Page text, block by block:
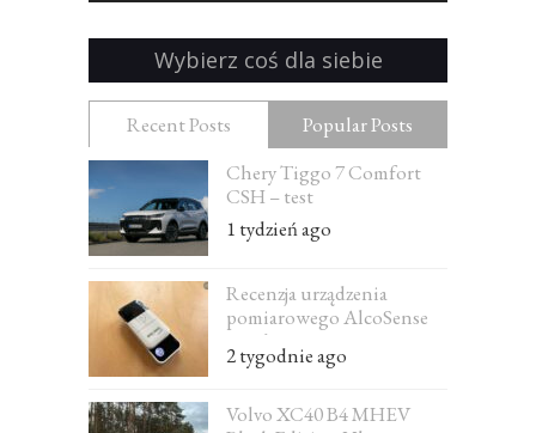
Wybierz coś dla siebie
Recent Posts
Popular Posts
Chery Tiggo 7 Comfort
CSH – test
1 tydzień ago
Recenzja urządzenia
pomiarowego AlcoSense
Excel
2 tygodnie ago
Volvo XC40 B4 MHEV